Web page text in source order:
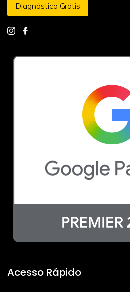
Diagnóstico Grátis
Acesso Rápido